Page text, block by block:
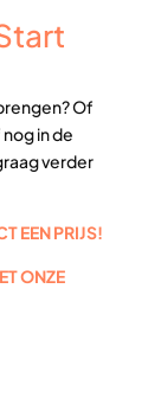
Of
in de
verder
EEN PRIJS!
ONZE